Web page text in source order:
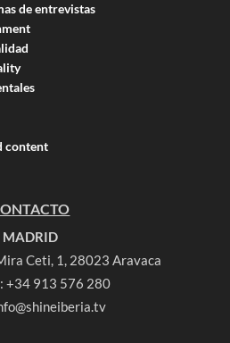
de entrevistas
content
MADRID
Ceti, 1, 28023 Aravaca
+34 913 576 280